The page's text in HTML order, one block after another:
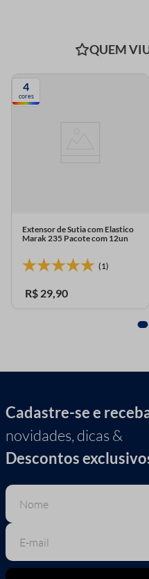
QUEM
4
cores
Extensor de Sutia com Elastico
Marak 235 Pacote com 12un
(1)
R$ 29,90
Cadastre-se e
novidades, dicas &
Descontos